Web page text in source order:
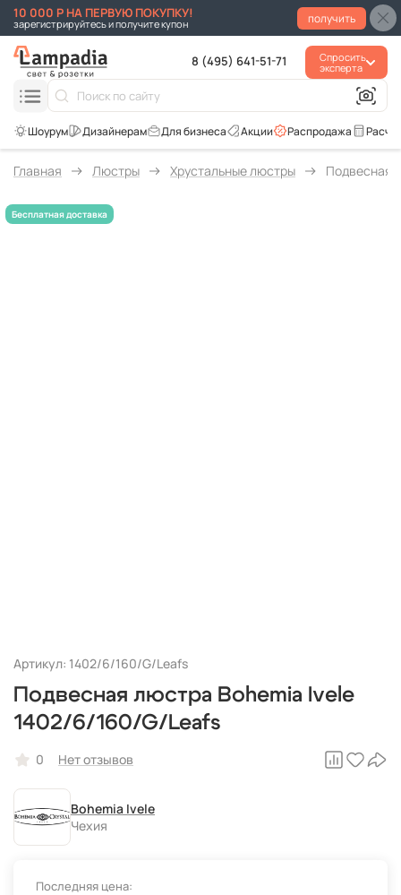
10 000 Р НА ПЕРВУЮ ПОКУПКУ!
зарегистрируйтесь и получите купон получить
8 (495) 641-51-71
Спросить
эксперта
Распродажа
Акции
Для бизнеса
Главная Люстры Хрустальные люстры Подвесная
Артикул: 1402/6/160/G/Leafs
Подвесная люстра Bohemia Ivele
1402/6/160/G/Leafs
0 Нет отзывов
Bohemia Ivele
Чехия
Последняя цена: